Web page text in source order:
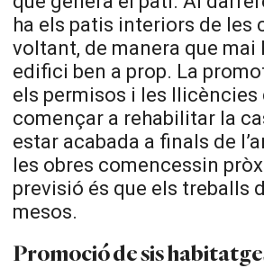
ha els patis interiors de les
voltant, de manera que mai
edifici ben a prop. La
els permisos i les llicències
començar a rehabilitar la
estar acabada a finals de
les obres comencessin
previsió és que els treballs
mesos.
Promoció de sis